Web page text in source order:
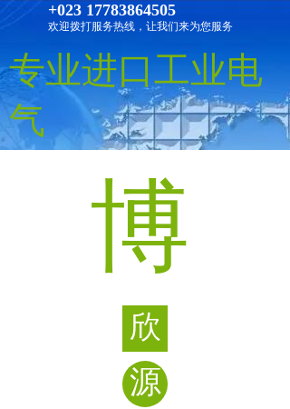
+023 17783864505
欢迎拨打服务热线，让我们来为您服务
专业进口工业电
气
博
欣
源